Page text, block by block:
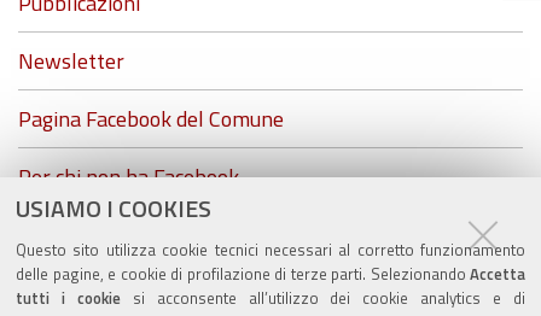
USIAMO I COOKIES
Questo sito utilizza cookie tecnici necessari al corretto funzionamento
delle pagine, e cookie di profilazione di terze parti. Selezionando Accetta
tutti i cookiesi acconsente all’utilizzo dei cookie analytics e di
Newsletter
Pagina Facebook del Comune
Per chi non ha Facebook...
ZolaGram - il canale Telegram del Comune di Zola
Predosa